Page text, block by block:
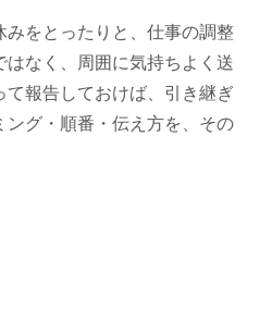
をとったりと、仕事の調整
なく、周囲に気持ちよく送
て報告しておけば、引き継ぎ
ング・順番・伝え方を、その